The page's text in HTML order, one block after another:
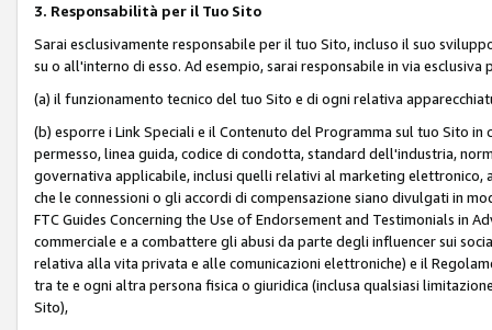
3. Responsabilità per il Tuo Sito
Sarai esclusivamente responsabile per il tuo Sito, incluso il suo
su o all'interno di esso. Ad esempio, sarai responsabile in via esclusiva
(a) il funzionamento tecnico del tuo Sito e di ogni relativa
(b) esporre i Link Speciali e il Contenuto del Programma sul tuo Sito in
permesso, linea guida, codice di condotta, standard dell'industria,
governativa applicabile, inclusi quelli relativi al marketing
che le connessioni o gli accordi di compensazione siano divulgati in
FTC Guides Concerning the Use of Endorsement and Testimonials in
commerciale e a combattere gli abusi da parte degli influencer sui
relativa alla vita privata e alle comunicazioni elettroniche) e il
tra te e ogni altra persona fisica o giuridica (inclusa qualsiasi
Sito),